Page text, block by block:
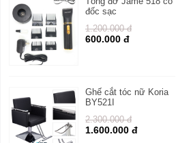
đốc sạc
1.200.000 đ
600.000 đ
Ghế cắt tóc nữ Koria
BY521I
2.300.000 đ
1.600.000 đ